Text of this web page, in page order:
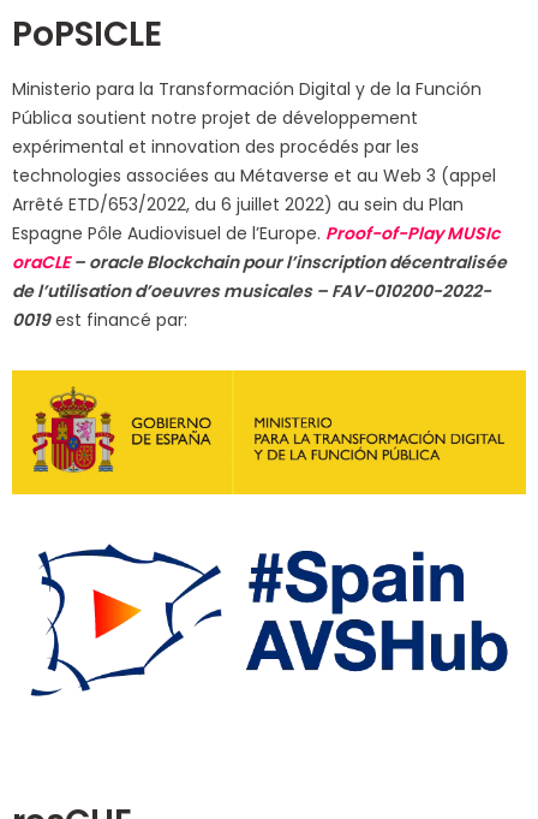
PoPSICLE
Ministerio para la Transformación Digital y de la Función
Pública soutient notre projet de développement
expérimental et innovation des procédés par les
technologies associées au Métaverse et au Web 3 (appel
Arrêté ETD/653/2022, du 6 juillet 2022) au sein du Plan
Espagne Pôle Audiovisuel de l’Europe. Proof-of-Play MUSIc
oraCLE– oracle Blockchain pour l’inscription décentralisée
de l’utilisation d’oeuvres musicales – FAV-010200-2022-
0019 est financé par: